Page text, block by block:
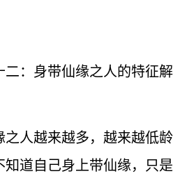
二：身带仙缘之人的特征解
之人越来越多，越来越低龄
知道自己身上带仙缘，只是